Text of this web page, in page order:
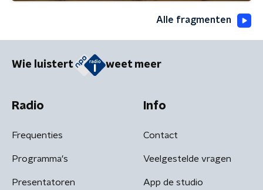
Alle fragmenten
Wie luistert weet meer
Radio
Frequenties
Programma's
Presentatoren
Info
Contact
Veelgestelde vragen
App de studio